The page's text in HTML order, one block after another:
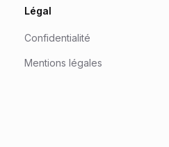
Légal
Confidentialité
Mentions légales